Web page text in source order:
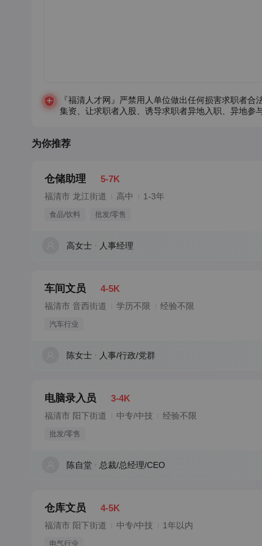
『福清人才网』严禁用人单位做出任何损害求职者
集资、让求职者入股、诱导求职者异地入职、异地参
为你推荐
仓储助理 5-7K
福清市 龙江街道 高中 1-3年
食品/饮料 批发/零售
高女士 人事经理
车间文员 4-5K
福清市 音西街道 学历不限 经验不限
汽车行业
陈女士 人事/行政/党群
电脑录入员 3-4K
福清市 阳下街道 中专/中技 经验不限
批发/零售
陈自堂 总裁/总经理/CEO
仓库文员 4-5K
福清市 阳下街道 中专/中技 1年以内
电气行业